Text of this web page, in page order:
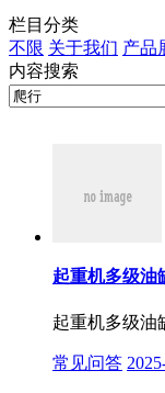
栏目分类
不限 关于我们 产品
内容搜索
起重机多级油
起重机多级油
常见问答